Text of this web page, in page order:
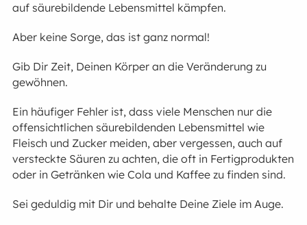
auf säurebildende Lebensmittel kämpfen.
Aber keine Sorge, das ist ganz normal!
Gib Dir Zeit, Deinen Körper an die Veränderung zu
gewöhnen.
Ein häufiger Fehler ist, dass viele Menschen nur die
offensichtlichen säurebildenden Lebensmittel wie
Fleisch und Zucker meiden, aber vergessen, auch auf
versteckte Säuren zu achten, die oft in Fertigprodukten
oder in Getränken wie Cola und Kaffee zu finden sind.
Sei geduldig mit Dir und behalte Deine Ziele im Auge.